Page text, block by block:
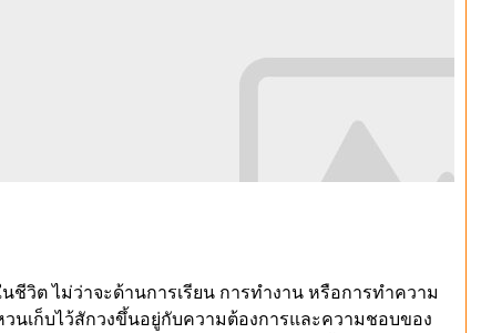
วิต ไม่ว่าจะด้านการเรียน การทำงาน หรือการทำความ
นเก็บไว้สักวงขึ้นอยู่กับความต้องการและความชอบของ